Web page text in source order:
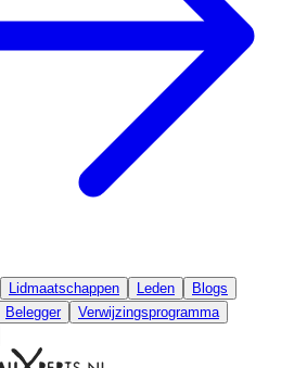
Lidmaatschappen Leden Blogs
Belegger
Verwijzingsprogramma